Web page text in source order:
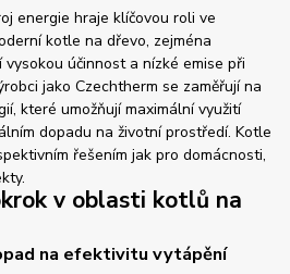
energie hraje klíčovou roli ve
kotle na dřevo, zejména
účinnost a nízké emise při
jako Czechtherm se zaměřují na
které umožňují maximální využití
dopadu na životní prostředí. Kotle
řešením jak pro domácnosti,
v oblasti kotlů na
na efektivitu vytápění